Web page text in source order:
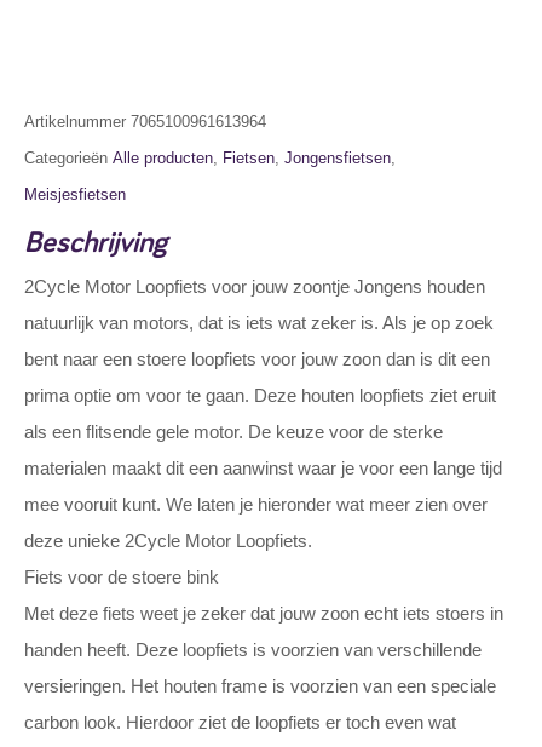
Artikelnummer 7065100961613964
Categorieën Alle producten, Fietsen, Jongensfietsen,
Meisjesfietsen
Beschrijving
2Cycle Motor Loopfiets voor jouw zoontje Jongens houden
natuurlijk van motors, dat is iets wat zeker is. Als je op zoek
bent naar een stoere loopfiets voor jouw zoon dan is dit een
prima optie om voor te gaan. Deze houten loopfiets ziet eruit
als een flitsende gele motor. De keuze voor de sterke
materialen maakt dit een aanwinst waar je voor een lange tijd
mee vooruit kunt. We laten je hieronder wat meer zien over
deze unieke 2Cycle Motor Loopfiets.
Fiets voor de stoere bink
Met deze fiets weet je zeker dat jouw zoon echt iets stoers in
handen heeft. Deze loopfiets is voorzien van verschillende
versieringen. Het houten frame is voorzien van een speciale
carbon look. Hierdoor ziet de loopfiets er toch even wat